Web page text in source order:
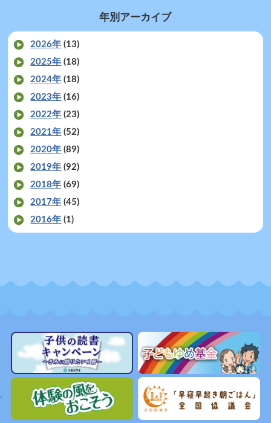
年別アーカイブ
2026年 (13)
2025年 (18)
2024年 (18)
2023年 (16)
2022年 (23)
2021年 (52)
2020年 (89)
2019年 (92)
2018年 (69)
2017年 (45)
2016年 (1)